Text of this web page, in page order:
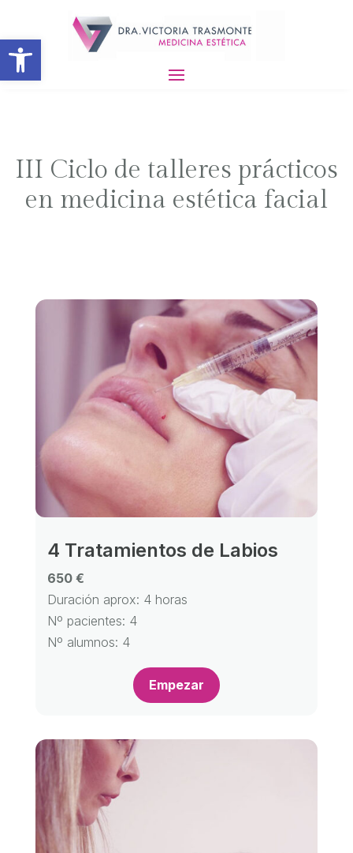
Abrir barra de herramientas
III Ciclo de talleres prácticos
en medicina estética facial
4 Tratamientos de Labios
650 €
Duración aprox: 4 horas
Nº pacientes: 4
Nº alumnos: 4
Empezar